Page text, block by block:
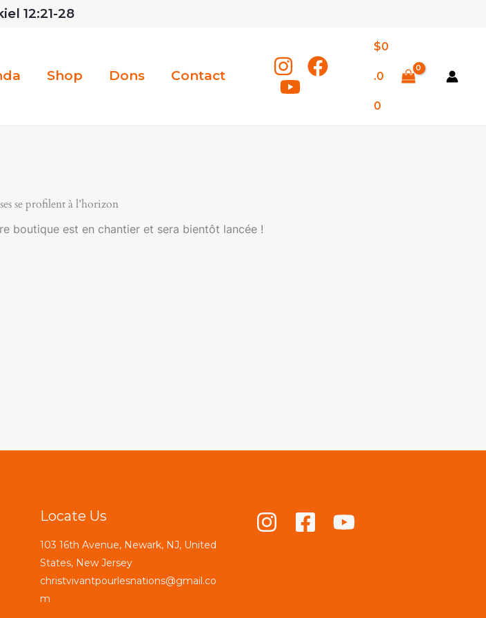
12:21-28
Shop Dons Contact
$0
.0
0
se profilent à l’horizon
boutique est en chantier et sera bientôt lancée !
Locate Us
103 16th Avenue, Newark, NJ, United
States, New Jersey
christvivantpourlesnations@gmail.co
m